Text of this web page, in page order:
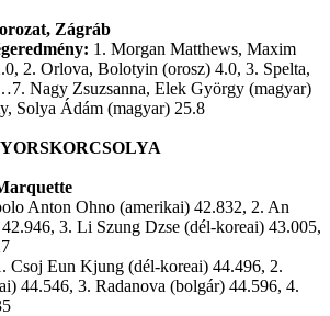
Zágráb
1. Morgan Matthews, Maxim
2. Orlova, Bolotyin (orosz) 4.0, 3. Spelta,
Nagy Zsuzsanna, Elek György (magyar)
Solya Ádám (magyar) 25.8
Anton Ohno (amerikai) 42.832, 2. An
3. Li Szung Dzse (dél-koreai) 43.005,
Csoj Eun Kjung (dél-koreai) 44.496, 2.
44.546, 3. Radanova (bolgár) 44.596, 4.